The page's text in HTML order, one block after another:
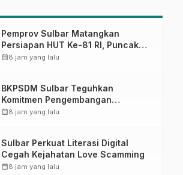
Pemprov Sulbar Matangkan
Persiapan HUT Ke-81 RI, Puncak
Upacara di Lapangan Ahmad
calendar_month8 jam yang lalu
BKPSDM Sulbar Teguhkan
Komitmen Pengembangan
Kompetensi ASN melalui
calendar_month8 jam yang lalu
Sulbar Perkuat Literasi Digital
Cegah Kejahatan Love Scamming
calendar_month8 jam yang lalu